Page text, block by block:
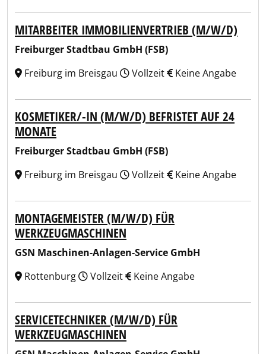
MITARBEITER IMMOBILIENVERTRIEB (M/W/D)
Freiburger Stadtbau GmbH (FSB)
Freiburg im Breisgau
Vollzeit Keine Angabe
KOSMETIKER/-IN (M/W/D) BEFRISTET AUF 24
MONATE
Freiburger Stadtbau GmbH (FSB)
Freiburg im Breisgau
Vollzeit Keine Angabe
MONTAGEMEISTER (M/W/D) FÜR
WERKZEUGMASCHINEN
GSN Maschinen-Anlagen-Service GmbH
Rottenburg
Vollzeit Keine Angabe
SERVICETECHNIKER (M/W/D) FÜR
WERKZEUGMASCHINEN